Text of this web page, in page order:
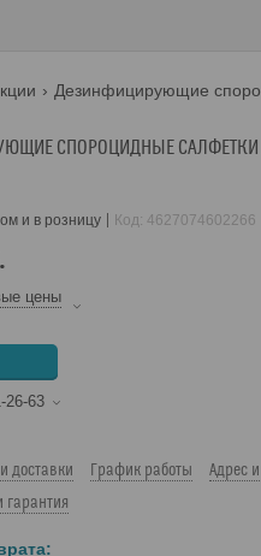
СПОРОЦИДНЫЕ САЛФЕТКИ
и в розницу Код: 4627074602266
цены
26-63
доставки График работы
Адрес
гарантия